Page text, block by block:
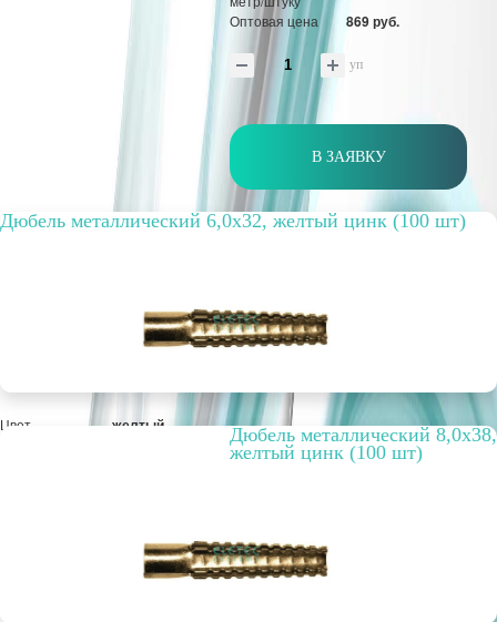
Оптовая цена 869 руб.
уп
В ЗАЯВКУ
Дюбель металлический 6,0х32, желтый цинк (100 шт)
Цвет желтый
Дюбель металлический 8,0х38,
желтый цинк (100 шт)